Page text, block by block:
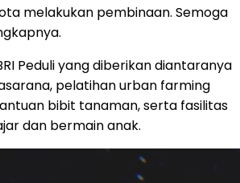
melakukan pembinaan. Semoga
Peduli yang diberikan diantaranya
pelatihan urban farming
bibit tanaman, serta fasilitas
dan bermain anak.